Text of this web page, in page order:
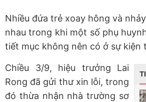
Nhiều đứa trẻ xoay hông và
nhau trong khi một số phụ
tiết mục không nên có ở sự kiện
Chiều 3/9, hiệu trưởng Lai
Rong đã gửi thư xin lỗi, trong
đó thừa nhận nhà trường sơ